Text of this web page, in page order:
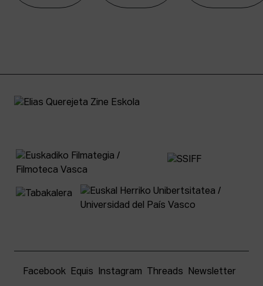
Facebook Equis Instagram Threads Newsletter